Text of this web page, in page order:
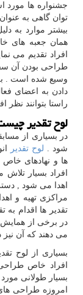
جشنواره ها مورد
توان گاهی به
بیشتر موارد به
همان جعبه های
افراد تقدیم می
طراحی بودن آن
وسیع شده است .
دادن به اعضای
راستا بتوانند نظر
لوح تقدیر
در بسیاری از
شود . لوح تقدیر
ها و نهادهای خاص
افراد بسیار
اهدا می شود ,
مراکزی تهیه و
تقدیر ها اقدام به
در برخی از همایش
می دهند که آن
بسیاری از لوح
افراد خاص
بسیار طولانی
امروزه طراحی